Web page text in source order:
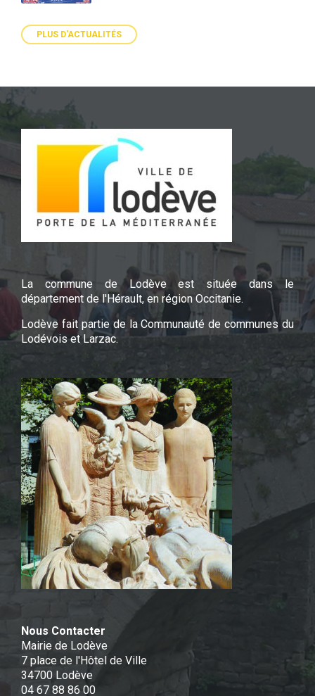
PLUS D'ACTUALITÉS
La commune de Lodève est située dans le
département de l'Hérault, en région Occitanie.
Lodève fait partie de la Communauté de communes du
Lodévois et Larzac.
Nous Contacter
Mairie de Lodève
7 place de l'Hôtel de Ville
34700 Lodève
04 67 88 86 00